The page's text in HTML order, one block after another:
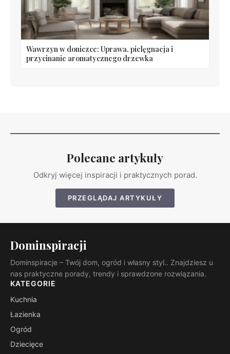
Wawrzyn w doniczce: Uprawa, pielęgnacja i
przycinanie aromatycznego drzewka
Polecane artykuły
Odkryj więcej inspiracji i praktycznych porad.
PRZEGLĄDAJ ARTYKUŁY
Dominspiracji
Dominspiracje – Twój dom, ogród i własny styl.. Znajdziesz u
nas praktyczne porady, trendy i sprawdzone rozwiązania.
KATEGORIE
Kuchnia
Łazienka
Ogród
Dziecięce